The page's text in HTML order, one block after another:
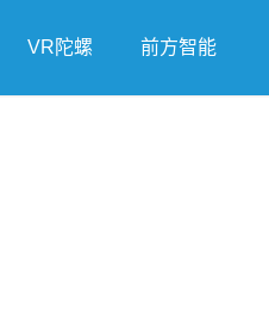
VR陀螺 前方智能